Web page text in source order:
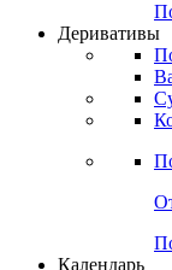
Деривативы